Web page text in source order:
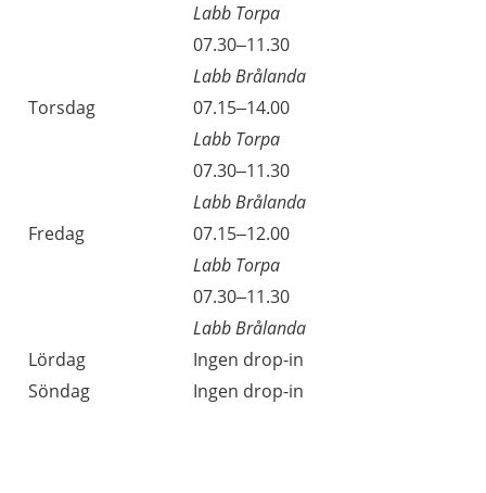
Labb Torpa
07.30–11.30
Labb Brålanda
Torsdag
07.15–14.00
Labb Torpa
07.30–11.30
Labb Brålanda
Fredag
07.15–12.00
Labb Torpa
07.30–11.30
Labb Brålanda
Lördag
Ingen drop-in
Söndag
Ingen drop-in